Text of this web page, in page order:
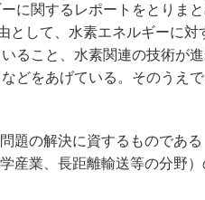
に関するレポートをとりま
して、水素エネルギーに対
ること、水素関連の技術が
どをあげている。そのうえ
題の解決に資するものであ
産業、長距離輸送等の分野